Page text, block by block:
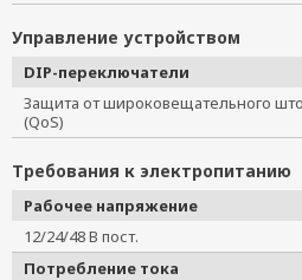
Управление устройством
DIP-переключатели
Защита от широковещательного
(QoS)
Требования к электропитанию
Рабочее напряжение
12/24/48 В пост.
Потребление тока